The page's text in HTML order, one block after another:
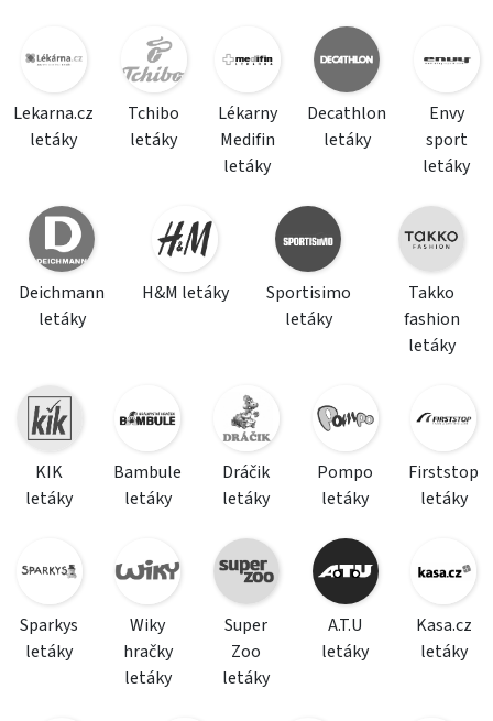
Lekarna.cz
letáky
Tchibo
letáky
Lékarny
Medifin
letáky
Decathlon
letáky
Envy
sport
letáky
Deichmann
letáky
H&M letáky
Sportisimo
letáky
Takko
fashion
letáky
KIK
letáky
Bambule
letáky
Dráčik
letáky
Pompo
letáky
Firststop
letáky
Sparkys
letáky
Wiky
hračky
letáky
Super
Zoo
letáky
A.T.U
letáky
Kasa.cz
letáky